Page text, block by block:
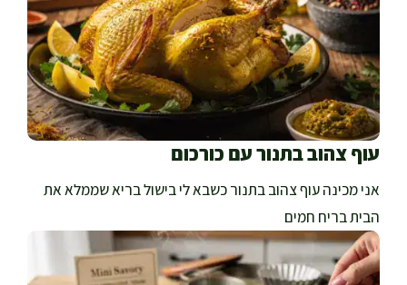
עוף צהוב בתנור עם כורכום
אני מכינה עוף צהוב בתנור כשבא לי בישול בריא שממלא את
הבית בריח חמים